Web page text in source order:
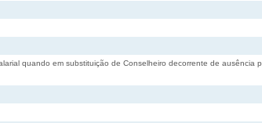
quando em substituição de Conselheiro decorrente de ausência